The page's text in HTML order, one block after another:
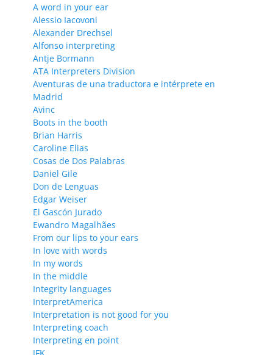
A word in your ear
Alessio Iacovoni
Alexander Drechsel
Alfonso interpreting
Antje Bormann
ATA Interpreters Division
Aventuras de una traductora e intérprete en
Madrid
Avinc
Boots in the booth
Brian Harris
Caroline Elias
Cosas de Dos Palabras
Daniel Gile
Don de Lenguas
Edgar Weiser
El Gascón Jurado
Ewandro Magalhães
From our lips to your ears
In love with words
In my words
In the middle
Integrity languages
InterpretAmerica
Interpretation is not good for you
Interpreting coach
Interpreting en point